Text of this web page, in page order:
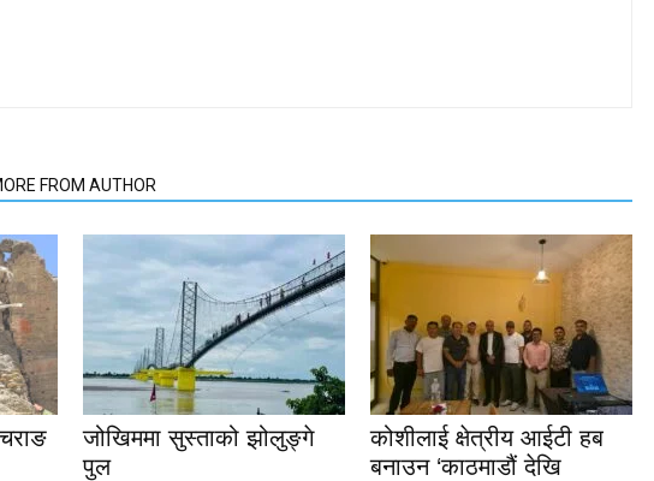
FROM AUTHOR
जोखिममा सुस्ताको झोलुङ्गे
पुल
कोशीलाई क्षेत्रीय आईटी हब
बनाउन ‘काठमाडौं देखि